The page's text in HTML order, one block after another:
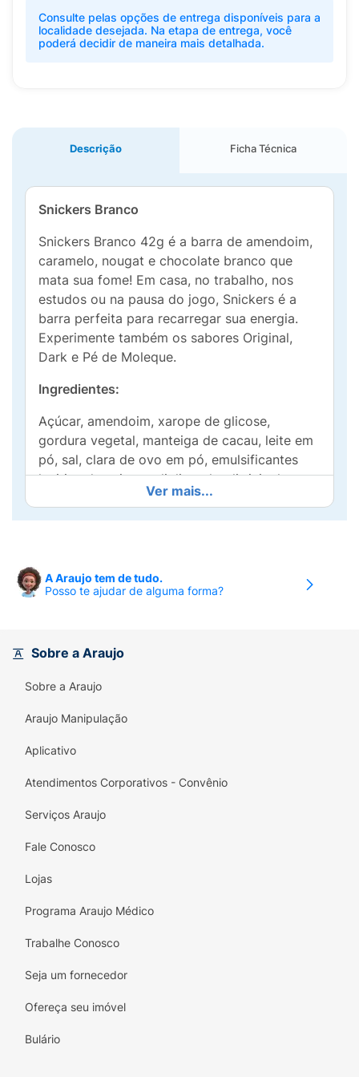
Consulte pelas opções de entrega disponíveis para a
localidade desejada. Na etapa de entrega, você
poderá decidir de maneira mais detalhada.
Descrição Ficha Técnica
Snickers Branco
Snickers Branco 42g é a barra de amendoim,
caramelo, nougat e chocolate branco que
mata sua fome! Em casa, no trabalho, nos
estudos ou na pausa do jogo, Snickers é a
barra perfeita para recarregar sua energia.
Experimente também os sabores Original,
Dark e Pé de Moleque.
Ingredientes:
Açúcar, amendoim, xarope de glicose,
gordura vegetal, manteiga de cacau, leite em
pó, sal, clara de ovo em pó, emulsificantes
lecitina de soja e poliglicerol polirricinoleato e
PODE CONTER TRIGO, CENTEIO, CEVADA,
AVEIA E LÁTEX NATURAL. CONTÉM
Ver mais...
A Araujo tem de tudo.
Posso te ajudar de alguma forma?
Sobre a Araujo
Sobre a Araujo
Araujo Manipulação
Aplicativo
Atendimentos Corporativos - Convênio
Serviços Araujo
Fale Conosco
Lojas
Programa Araujo Médico
Trabalhe Conosco
Seja um fornecedor
Ofereça seu imóvel
Bulário